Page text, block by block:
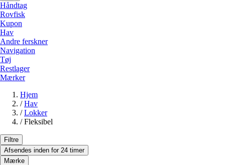
Håndtag
Rovfisk
Kupon
Hav
Andre ferskner
Navigation
Tøj
Restlager
Mærker
Hjem
/ Hav
/ Lokker
/ Fleksibel
Filtre
Afsendes inden for 24 timer
Mærke